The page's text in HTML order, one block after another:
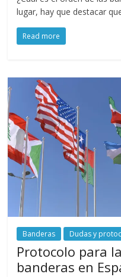
lugar, hay que destacar
Read more
Banderas Dudas y
Protocolo para
banderas en